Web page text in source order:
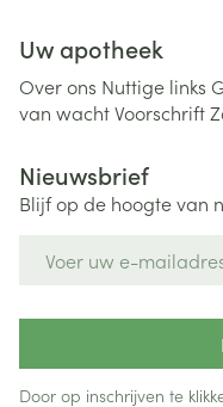
Uw apotheek
Over ons Nuttige links
van wachtVoorschrift
Nieuwsbrief
Blijf op de hoogte van
Door op inschrijven te